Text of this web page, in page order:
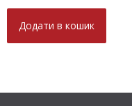
Додати в кошик